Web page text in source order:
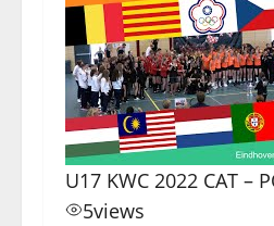
U17 KWC 2022 CAT –
5views